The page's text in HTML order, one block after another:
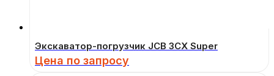
Экскаватор-погрузчик JCB 3CX Super
Цена по запросу